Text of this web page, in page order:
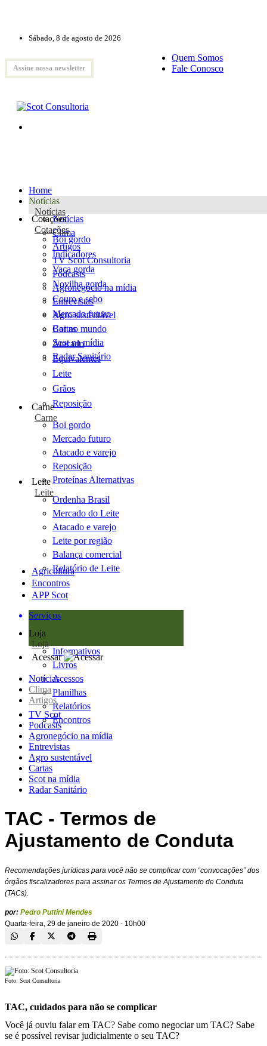
Sábado, 8 de agosto de 2026
Assine nossa newsletter
Quem Somos
Fale Conosco
Home
Notícias
Notícias
Notícias
Clima
Artigos
TV Scot Consultoria
Podcasts
Agronegócio na mídia
Entrevistas
Agro sustentável
Cartas
Scot na mídia
Radar Sanitário
Cotações
Cotações
Boi gordo
Indicadores
Vaca gorda
Novilha gorda
Couro e sebo
Mercado futuro
Boi no mundo
Atacado
Equivalentes
Leite
Grãos
Reposição
Carne
Carne
Boi gordo
Mercado futuro
Atacado e varejo
Reposição
Proteínas Alternativas
Leite
Leite
Ordenha Brasil
Mercado do Leite
Atacado e varejo
Leite por região
Balança comercial
Relatório de Leite
Agricultura
Encontros
APP Scot
Serviços
Loja
Loja
Informativos
Livros
Acessos
Planilhas
Relatórios
Encontros
Acessar
Notícias
Clima
Artigos
TV Scot
Podcasts
Agronegócio na mídia
Entrevistas
Agro sustentável
Cartas
Scot na mídia
Radar Sanitário
TAC - Termos de
Ajustamento de Conduta
Recomendações jurídicas para você não se complicar com “convocações” dos
órgãos fiscalizadores para assinar os Termos de Ajustamento de Conduta
(TACs).
por: Pedro Puttini Mendes
Quarta-feira, 29 de janeiro de 2020 - 10h00
Foto: Scot Consultoria
TAC, cuidados para não se complicar
Você já ouviu falar em TAC? Sabe como negociar um TAC? Sabe
se é possível revisar judicialmente o seu TAC?